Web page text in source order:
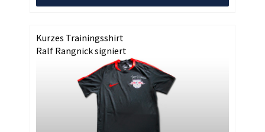
Kurzes Trainingsshirt
Ralf Rangnick signiert